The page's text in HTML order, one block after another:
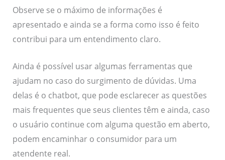
Observe se o máximo de informações é
apresentado e ainda se a forma como isso é feito
contribui para um entendimento claro.
Ainda é possível usar algumas ferramentas que
ajudam no caso do surgimento de dúvidas. Uma
delas é o chatbot, que pode esclarecer as questões
mais frequentes que seus clientes têm e ainda, caso
o usuário continue com alguma questão em aberto,
podem encaminhar o consumidor para um
atendente real.